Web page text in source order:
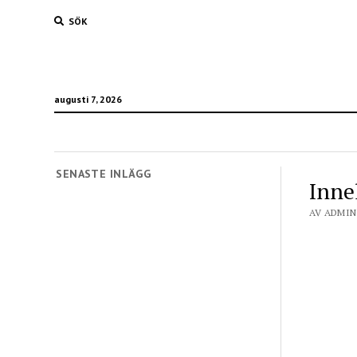
SÖK
augusti 7, 2026
SENASTE INLÄGG
AV